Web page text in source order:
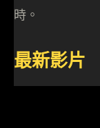
時。
最新影片